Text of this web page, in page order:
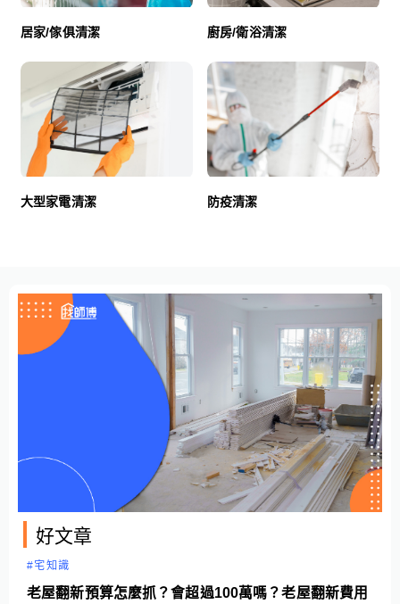
居家/傢俱清潔 廚房/衛浴清潔
大型家電清潔 防疫清潔
好文章
#水電維修
抓漏最全攻略！漏水處理、抓漏工程與抓漏費用一次整